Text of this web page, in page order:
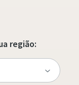
região: